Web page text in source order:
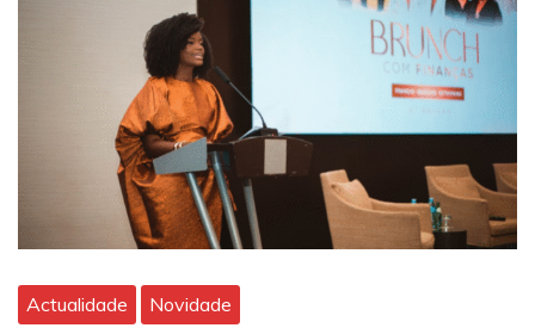
Actualidade Novidade